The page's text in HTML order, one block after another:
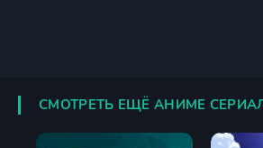
СМОТРЕТЬ ЕЩЁ АНИМЕ